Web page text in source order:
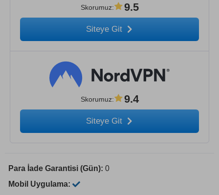
Skorumuz: 9.5
Siteye Git
Skorumuz: 9.4
Siteye Git
Para İade Garantisi (Gün): 0
Mobil Uygulama: